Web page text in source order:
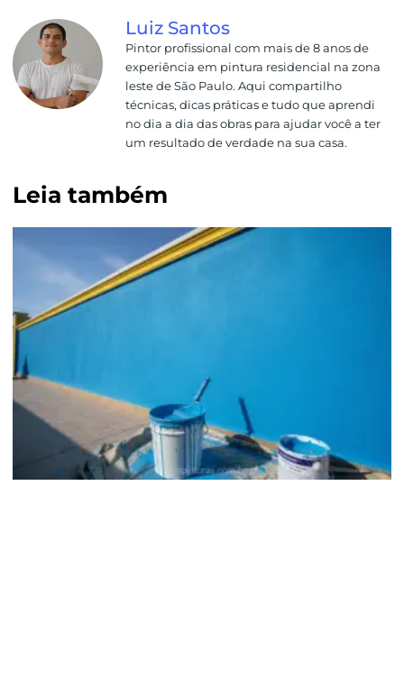
Luiz Santos
Pintor profissional com mais de 8 anos de
experiência em pintura residencial na zona
leste de São Paulo. Aqui compartilho
técnicas, dicas práticas e tudo que aprendi
no dia a dia das obras para ajudar você a ter
um resultado de verdade na sua casa.
Leia também